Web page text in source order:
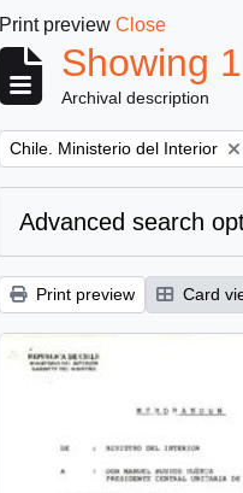
Print preview Close
Showing
Archival description
Remove filter:
Chile. Ministerio del Interior
Advanced search
Print preview Card